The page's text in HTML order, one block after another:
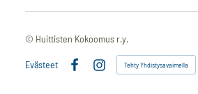
© Huittisten Kokoomus r.y.
Evästeet
Instagram
Tehty Yhdistysavaimella